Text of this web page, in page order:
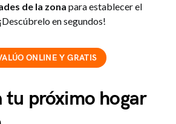
de la zona para establecer el
en segundos!
ONLINE Y GRATIS
tu próximo hogar